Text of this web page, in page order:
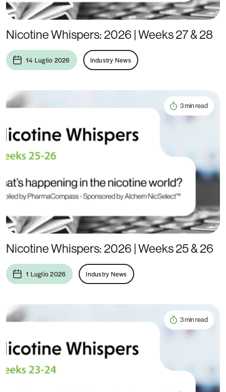
Nicotine Whispers: 2026 | Weeks 27 & 28
14 Luglio 2026 Industry News
3 min read
Nicotine Whispers: 2026 | Weeks 25 & 26
1 Luglio 2026 Industry News
3 min read